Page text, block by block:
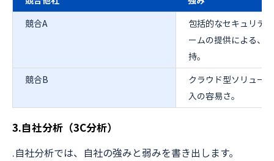
競合A
包括的なセキュリテ
ームの提供による、
持。
競合B
クラウド型ソリュー
入の容易さ。
3.自社分析（3C分析）
.自社分析では、自社の強みと弱みを書き出します。